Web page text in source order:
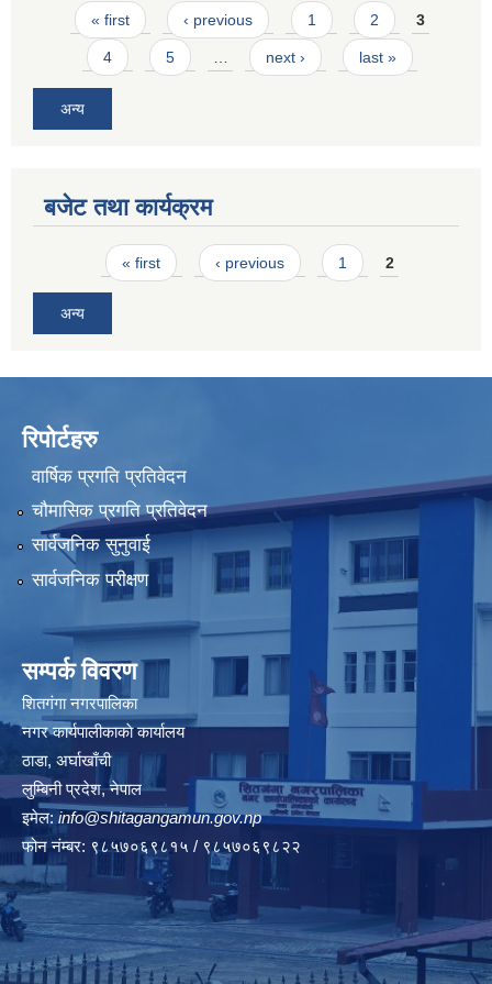
Pages
« first ‹ previous 1 2 3
4 5 … next › last »
अन्य
बजेट तथा कार्यक्रम
Pages« first ‹ previous 1 2
अन्य
रिपोर्टहरु
वार्षिक प्रगति प्रतिवेदन
चौमासिक प्रगति प्रतिवेदन
सार्वजनिक सुनुवाई
सार्वजनिक परीक्षण
सम्पर्क विवरण
शितगंगा नगरपालिका
नगर कार्यपालीकाकाे कार्यालय
ठाडा, अर्घाखाँची
लुम्बिनी प्रदेश, नेपाल
इमेल: info@shitagangamun.gov.np
फोन नंम्बर: ९८५७०६९८१५ / ९८५७०६९८२२